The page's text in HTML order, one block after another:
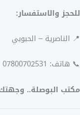
للحجز والاستفسار:
📍 الناصرية – الحبوبي
📞 هاتف: 07800702531
مكتب البوصلة..